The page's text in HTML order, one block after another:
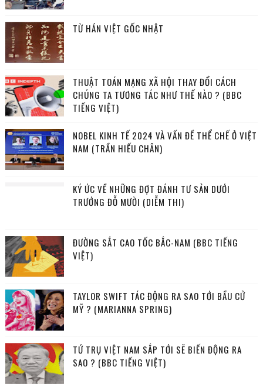
TỪ HÁN VIỆT GỐC NHẬT
THUẬT TOÁN MẠNG XÃ HỘI THAY ĐỔI CÁCH
CHÚNG TA TƯƠNG TÁC NHƯ THẾ NÀO ? (BBC
TIẾNG VIỆT)
NOBEL KINH TẾ 2024 VÀ VẤN ĐỀ THỂ CHẾ Ở VIỆT
NAM (TRẦN HIẾU CHÂN)
KÝ ỨC VỀ NHỮNG ĐỢT ĐÁNH TƯ SẢN DƯỚI
TRƯỚNG ĐỖ MƯỜI (DIỄM THI)
ĐƯỜNG SẮT CAO TỐC BẮC-NAM (BBC TIẾNG
VIỆT)
TAYLOR SWIFT TÁC ĐỘNG RA SAO TỚI BẦU CỬ
MỸ ? (MARIANNA SPRING)
TỨ TRỤ VIỆT NAM SẮP TỚI SẼ BIẾN ĐỘNG RA
SAO ? (BBC TIẾNG VIỆT)